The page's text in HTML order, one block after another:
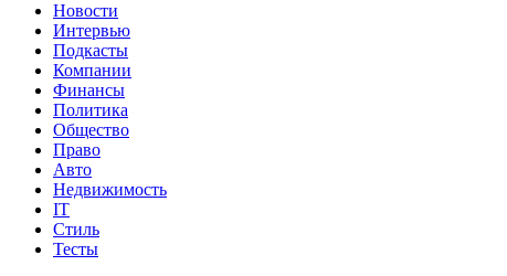
Новости
Интервью
Подкасты
Компании
Финансы
Политика
Общество
Право
Авто
Недвижимость
IT
Стиль
Тесты